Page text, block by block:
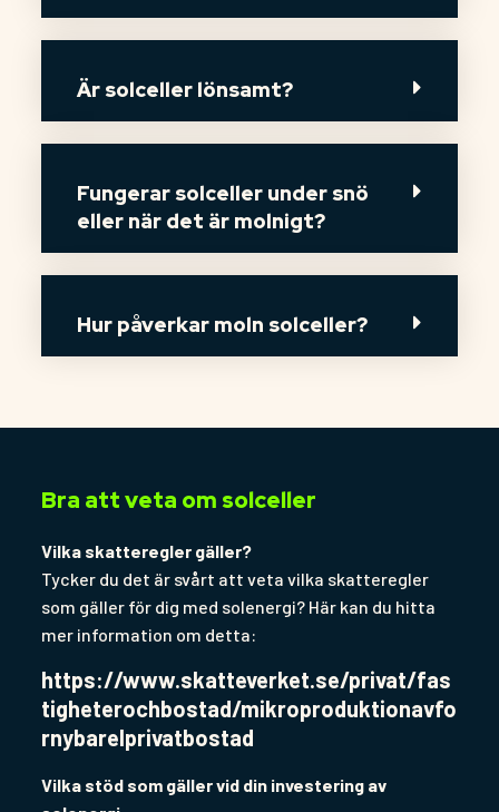
Är solceller lönsamt?
Fungerar solceller under snö
eller när det är molnigt?
Hur påverkar moln solceller?
Bra att veta om solceller
Vilka skatteregler gäller?
Tycker du det är svårt att veta vilka skatteregler
som gäller för dig med solenergi? Här kan du hitta
mer information om detta:
https://www.skatteverket.se/privat/fas
tigheterochbostad/mikroproduktionavfo
rnybarelprivatbostad
Vilka stöd som gäller vid din investering av